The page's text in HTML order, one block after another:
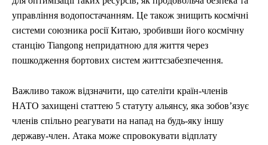
управління водопостачанням. Це також знищить космічні
системи союзника росії Китаю, зробивши його космічну
станцію Tiangong непридатною для життя через
пошкодження бортових систем життєзабезпечення.
Важливо також відзначити, що сателіти країн-членів
НАТО захищені статтею 5 статуту альянсу, яка зобов’язує
членів спільно реагувати на напад на будь-яку іншу
державу-член. Атака може спровокувати відплату